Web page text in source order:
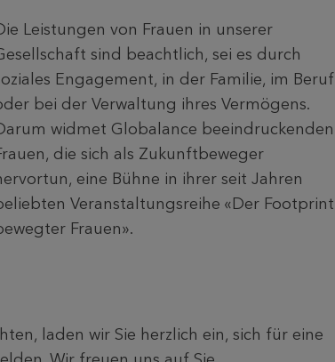
Leistungen von Frauen in unserer
sind beachtlich, sei es durch
Engagement, in der Familie, im Beruf
bei der Verwaltung ihres Vermögens.
widmet Globalance beeindruckenden
die sich als Zukunftbeweger
eine Bühne in ihrer seit Jahren
Veranstaltungsreihe «Der Footprint
Frauen».
laden wir Sie herzlich ein, sich für eine